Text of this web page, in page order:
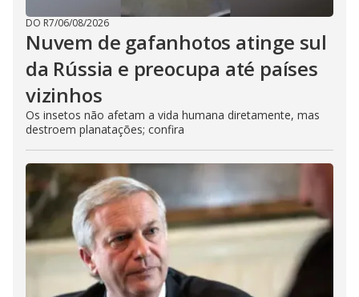
DO R7/06/08/2026
Nuvem de gafanhotos atinge sul
da Rússia e preocupa até países
vizinhos
Os insetos não afetam a vida humana diretamente, mas
destroem planatações; confira